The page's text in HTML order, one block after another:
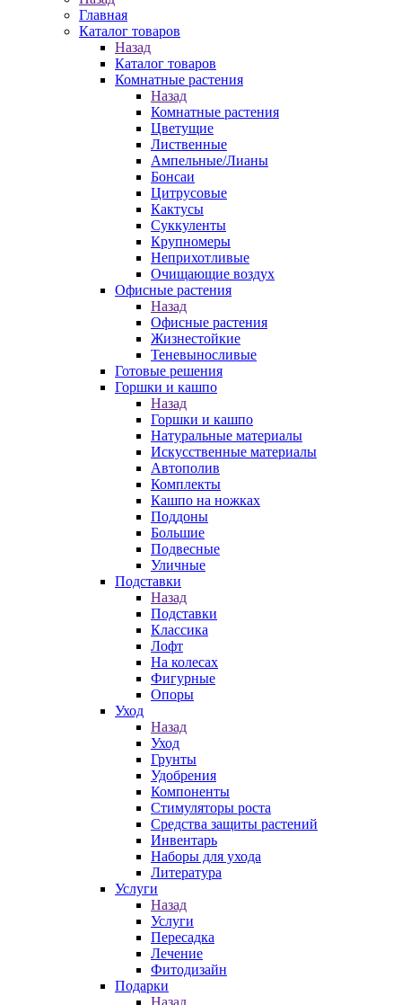
Главная
Каталог товаров
Назад
Каталог товаров
Комнатные растения
Назад
Комнатные растения
Цветущие
Лиственные
Ампельные/Лианы
Бонсаи
Цитрусовые
Кактусы
Суккуленты
Крупномеры
Неприхотливые
Очищающие воздух
Офисные растения
Назад
Офисные растения
Жизнестойкие
Теневыносливые
Готовые решения
Горшки и кашпо
Назад
Горшки и кашпо
Натуральные материалы
Искусственные материалы
Автополив
Комплекты
Кашпо на ножках
Поддоны
Большие
Подвесные
Уличные
Подставки
Назад
Подставки
Классика
Лофт
На колесах
Фигурные
Опоры
Уход
Назад
Уход
Грунты
Удобрения
Компоненты
Стимуляторы роста
Средства защиты растений
Инвентарь
Наборы для ухода
Литература
Услуги
Назад
Услуги
Пересадка
Лечение
Фитодизайн
Подарки
Назад